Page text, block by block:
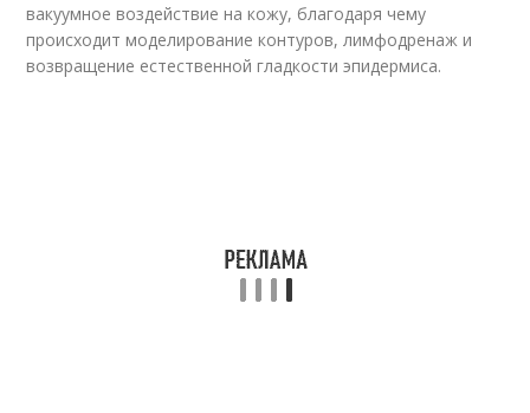
вакуумное воздействие на кожу, благодаря чему
происходит моделирование контуров, лимфодренаж и
возвращение естественной гладкости эпидермиса.